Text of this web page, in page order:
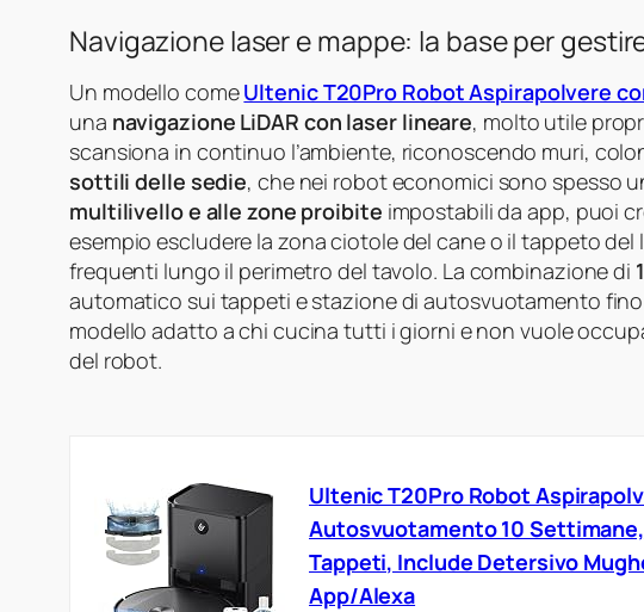
Navigazione laser e mappe: la base per
Un modello comeUltenic T20Pro Robot Aspirapolvere
una navigazione LiDAR con laser lineare, molto utile
scansiona in continuo l’ambiente, riconoscendo muri,
sottili delle sedie, che nei robot economici sono spesso
multilivello e alle zone proibite impostabili da app, puoi
esempio escludere la zona ciotole del cane o il tappeto
frequenti lungo il perimetro del tavolo. La combinazione di
automatico sui tappeti e stazione di autosvuotamento
modello adatto a chi cucina tutti i giorni e non vuole
del robot.
Ultenic T20Pro Robot
Autosvuotamento 10
Tappeti, Include Detersivo
App/Alexa